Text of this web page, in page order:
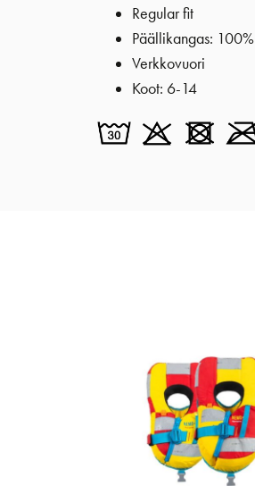
Regular fit
Päällikangas:
Verkkovuori
Koot: 6-14